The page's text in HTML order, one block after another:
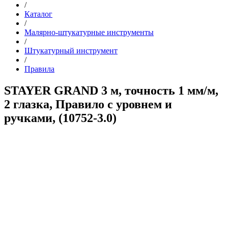
/
Каталог
/
Малярно-штукатурные инструменты
/
Штукатурный инструмент
/
Правила
STAYER GRAND 3 м, точность 1 мм/м,
2 глазка, Правило с уровнем и
ручками, (10752-3.0)